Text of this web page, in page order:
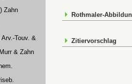
Zahn
Touv. & Briq.
& Zahn
Rothmaler-
Zitiervorschlag